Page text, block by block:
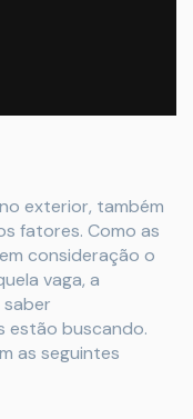
exterior, também
fatores. Como as
consideração o
vaga, a
estão buscando.
as seguintes